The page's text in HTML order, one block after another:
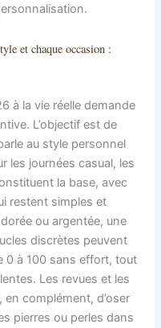
et chaque occasion :
à la vie réelle demande
L’objectif est de
au style personnel
les journées casual, les
la base, avec
restent simples et
ou argentée, une
discrètes peuvent
0 à 100 sans effort, tout
Les revues et les
complément, d’oser
pierres ou perles dans